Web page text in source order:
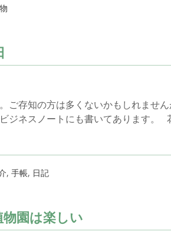
ご存知の方は多くないかもしれませ
ジネスノートにも書いてあります。
, 手帳, 日記
物園は楽しい